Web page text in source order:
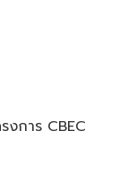
งการ CBEC